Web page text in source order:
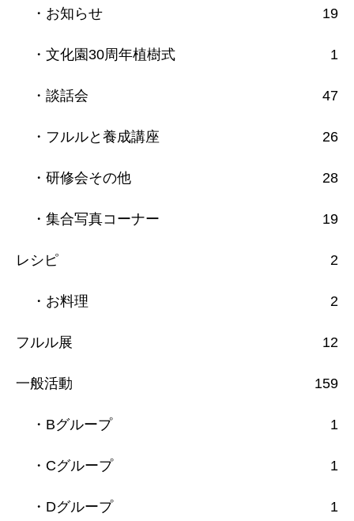
・お知らせ 19
・文化園30周年植樹式 1
・談話会 47
・フルルと養成講座 26
・研修会その他 28
・集合写真コーナー 19
レシピ 2
・お料理 2
フルル展 12
一般活動 159
・Bグループ 1
・Cグループ 1
・Dグループ 1